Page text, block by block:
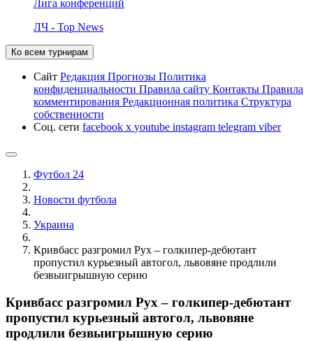
Лига конференций
ЛЧ - Top News
Ко всем турнирам
Сайт Редакция Прогнозы Политика
конфиденциальности Правила сайту Контакты Правила
комментирования Редакционная политика Структура
собственности
Соц. сети facebook x youtube instagram telegram viber
Футбол 24
Новости футбола
Украина
Кривбасс разгромил Рух – голкипер-дебютант
пропустил курьезный автогол, львовяне продлили
безвыигрышную серию
Кривбасс разгромил Рух – голкипер-дебютант
пропустил курьезный автогол, львовяне
продлили безвыигрышную серию